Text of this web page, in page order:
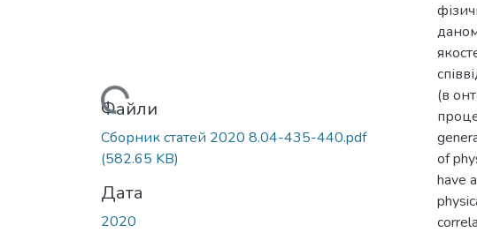
Вантажиться...
Файли
Сборник статей 2020 8.04-435-440.pdf
(582.65 KB)
Дата
2020
(в
of
have